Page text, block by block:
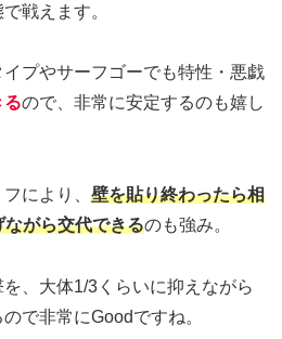
戦えます。
プやサーフゴーでも特性・悪戯
るので、非常に安定するのも嬉し
により、 壁を貼り終わったら相
がら交代できるのも強み。
、大体1/3くらいに抑えながら
で非常にGoodですね。